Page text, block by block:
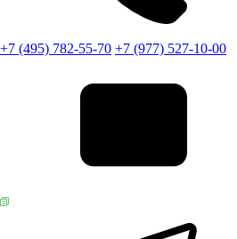
+7 (495) 782-55-70 +7 (977) 527-10-00